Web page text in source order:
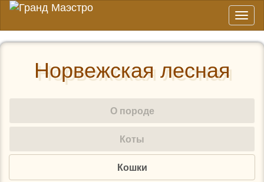
Норвежская лесная
О породе
Коты
Кошки